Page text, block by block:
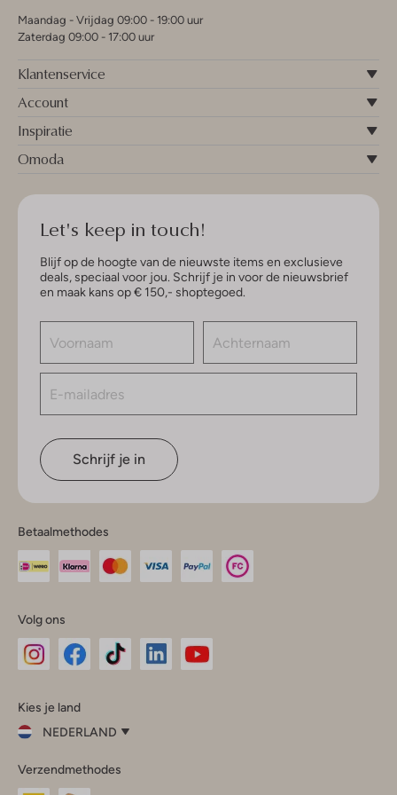
Maandag - Vrijdag 09:00 - 19:00 uur
Zaterdag 09:00 - 17:00 uur
Klantenservice
Account
Inspiratie
Omoda
Let's keep in touch!
Blijf op de hoogte van de nieuwste items en exclusieve
deals, speciaal voor jou. Schrijf je in voor de nieuwsbrief
en maak kans op € 150,- shoptegoed.
Schrijf je in
Betaalmethodes
Volg ons
InstagramFacebook
Kies je land
NEDERLAND
je
land
Verzendmethodes